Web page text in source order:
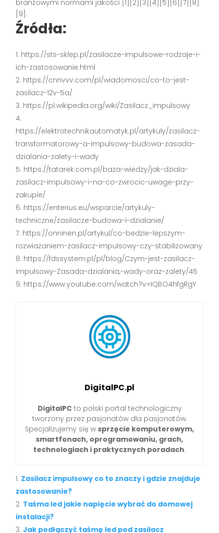
branżowymi normami jakości [1][2][3][4][5][6][7][8]
[9].
Źródła:
https://sts-sklep.pl/zasilacze-impulsowe-rodzaje-i-
ich-zastosowanie.html
https://cnnvvv.com/pl/wiadomosci/co-to-jest-
zasilacz-12v-5a/
https://pl.wikipedia.org/wiki/Zasilacz_impulsowy
https://elektrotechnikautomatyk.pl/artykuly/zasilacz-
transformatorowy-a-impulsowy-budowa-zasada-
dzialania-zalety-i-wady
https://tatarek.com.pl/baza-wiedzy/jak-dziala-
zasilacz-impulsowy-i-na-co-zwrocic-uwage-przy-
zakupie/
https://enterius.eu/wsparcie/artykuly-
techniczne/zasilacze-budowa-i-dzialanie/
https://onninen.pl/artykul/co-bedzie-lepszym-
rozwiazaniem-zasilacz-impulsowy-czy-stabilizowany
https://fdssystem.pl/pl/blog/Czym-jest-zasilacz-
impulsowy-Zasada-dzialania,-wady-oraz-zalety/45
https://www.youtube.com/watch?v=IQBO4hfgRgY
DigitalPC.pl
DigitalPCto polski portal technologiczny
tworzony przez pasjonatów dla pasjonatów.
Specjalizujemy się w sprzęcie komputerowym,
smartfonach, oprogramowaniu, grach,
technologiach i praktycznych poradach.
Zasilacz impulsowy co to znaczy i gdzie znajduje
zastosowanie?
Taśma led jakie napięcie wybrać do domowej
instalacji?
Jak podłączyć taśmę led pod zasilacz